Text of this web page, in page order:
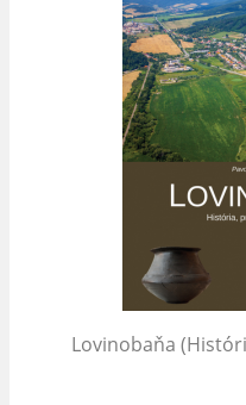
Lovinobaňa